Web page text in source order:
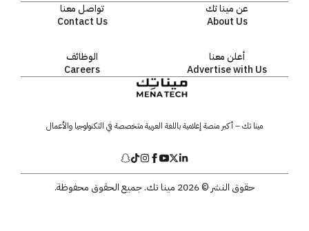
عن مينا تك
About Us
تواصل معنا
Contact Us
أعلن معنا
Advertise with Us
الوظائف
Careers
مينا تك – أكبر منصة إعلامية باللغة العربية متخصصة في التكنولوجيا والأعمال
حقوق النشر © 2026 مينا تك. جميع الحقوق محفوظة.